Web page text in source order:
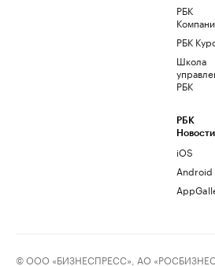
РБК
РБК
Школа
РБК
РБК
Новости
iOS
Android
© ООО «БИЗНЕСПРЕСС», АО